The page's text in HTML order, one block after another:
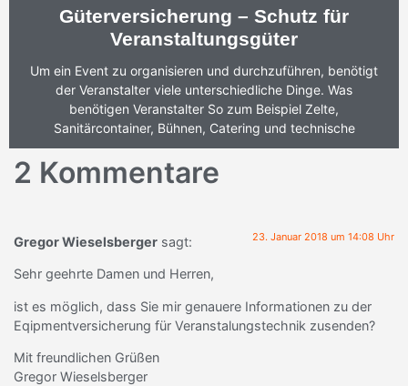
Güterversicherung – Schutz für
Veranstaltungsgüter
Um ein Event zu organisieren und durchzuführen, benötigt
der Veranstalter viele unterschiedliche Dinge. Was
benötigen Veranstalter So zum Beispiel Zelte,
Sanitärcontainer, Bühnen, Catering und technische
2 Kommentare
Gregor Wieselsberger sagt: 23. Januar 2018 um 14:08 Uhr
Sehr geehrte Damen und Herren,
ist es möglich, dass Sie mir genauere Informationen zu der
Eqipmentversicherung für Veranstalungstechnik zusenden?
Mit freundlichen Grüßen
Gregor Wieselsberger